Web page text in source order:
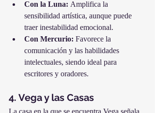
Con la Luna: Amplifica la
sensibilidad artística, aunque puede
traer inestabilidad emocional.
Con Mercurio: Favorece la
comunicación y las habilidades
intelectuales, siendo ideal para
escritores y oradores.
4. Vega y las Casas
La casa en la que se encuentra Vega señala